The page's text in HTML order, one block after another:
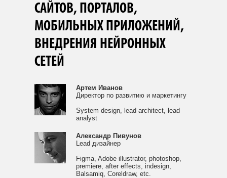
САЙТОВ, ПОРТАЛОВ,
МОБИЛЬНЫХ ПРИЛОЖЕНИЙ,
ВНЕДРЕНИЯ НЕЙРОННЫХ
СЕТЕЙ
Артем Иванов
Директор по развитию и маркетингу
System design, lead architect, lead
analyst
Александр Пивунов
Lead дизайнер
Figma, Adobe illustrator, photoshop,
premiere, after effects, indesign,
Balsamiq, Coreldraw, etc.